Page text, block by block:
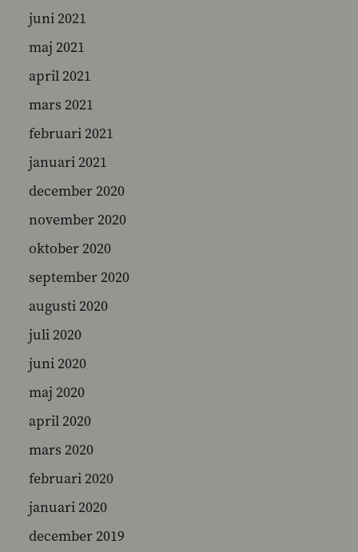
juni 2021
maj 2021
april 2021
mars 2021
februari 2021
januari 2021
december 2020
november 2020
oktober 2020
september 2020
augusti 2020
juli 2020
juni 2020
maj 2020
april 2020
mars 2020
februari 2020
januari 2020
december 2019